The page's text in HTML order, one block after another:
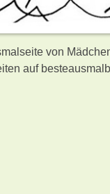
von
auf